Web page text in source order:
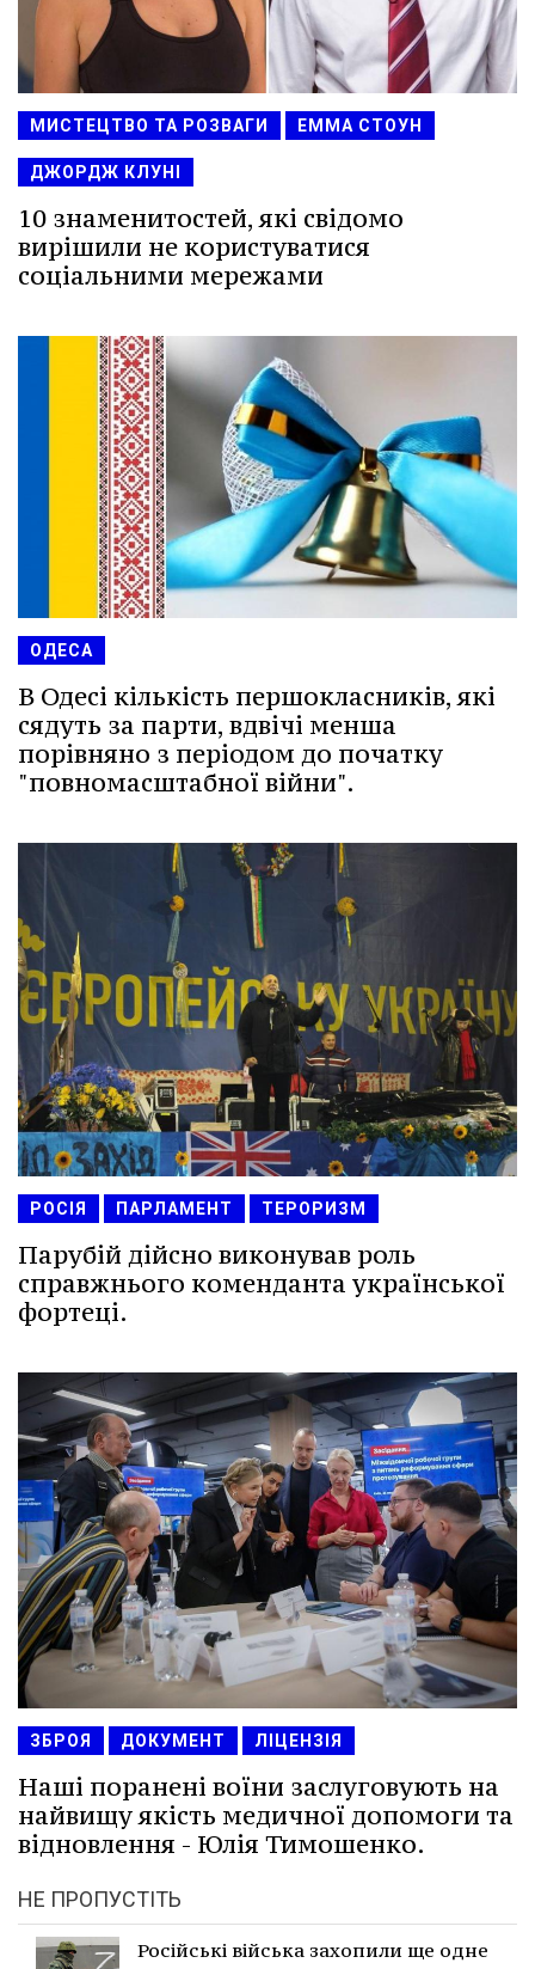
МИСТЕЦТВО ТА РОЗВАГИ ЕММА СТОУН
ДЖОРДЖ КЛУНІ
10 знаменитостей, які свідомо
вирішили не користуватися
соціальними мережами
ОДЕСА
В Одесі кількість першокласників, які
сядуть за парти, вдвічі менша
порівняно з періодом до початку
"повномасштабної війни".
РОСІЯ ПАРЛАМЕНТ ТЕРОРИЗМ
Парубій дійсно виконував роль
справжнього коменданта української
фортеці.
ЗБРОЯ ДОКУМЕНТ ЛІЦЕНЗІЯ
Наші поранені воїни заслуговують на
найвищу якість медичної допомоги та
відновлення - Юлія Тимошенко.
НЕ ПРОПУСТІТЬ
Російські війська захопили ще одне